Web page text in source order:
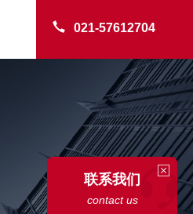
021-57612704
联系我们
contact us